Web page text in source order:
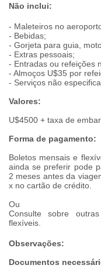
Não inclui:
- Maleteiros no
- Bebidas;
- Gorjeta para guia,
- Extras pessoais;
- Entradas ou refeições
- Almoços U$35 por
- Serviços não
Valores:
U$4500 + taxa de
Forma de pagamento:
Boletos mensais e
ainda se preferir pode
2 meses antes da
x no cartão de crédito.
Ou
Consulte sobre
flexíveis.
Observações:
Documentos